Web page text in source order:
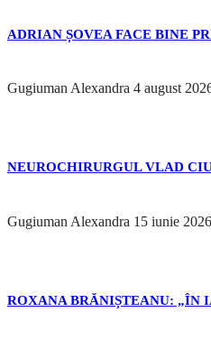
ADRIAN ȘOVEA FACE BINE
Gugiuman Alexandra 4 august
NEUROCHIRURGUL VLAD
Gugiuman Alexandra 15 iunie 2026
ROXANA BRĂNIȘTEANU: „ÎN